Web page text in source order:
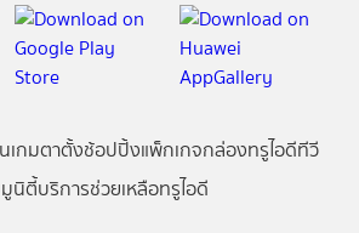
เกมตาตั้งช้อปปิ้งแพ็กเกจกล่องทรูไอดีทีวี
นิตี้บริการช่วยเหลือทรูไอดี